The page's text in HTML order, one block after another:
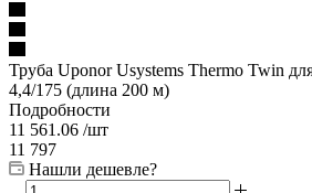
Труба Uponor Usystems Thermo Twin
4,4/175 (длина 200 м)
Подробности
11 561.06 /шт
11 797
Нашли дешевле?